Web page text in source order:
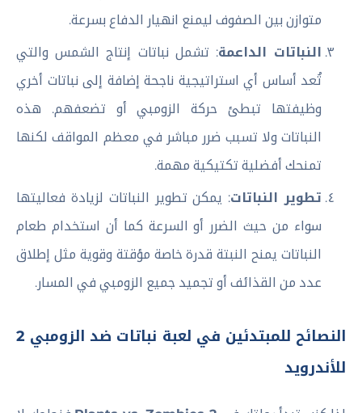
متوازن بين الصفوف ليمنع انهيار الدفاع بسرعة.
النباتات الداعمة: تشمل نباتات إنتاج الشمس والتي
تُعد أساس أي استراتيجية ناجحة إضافة إلى نباتات أخري
وظيفتها تبطئ حركة الزومبي أو تضعفهم. هذه
النباتات ولا تسبب ضرر مباشر في معظم المواقف لكنها
تمنحك أفضلية تكتيكية مهمة.
تطوير النباتات: يمكن تطوير النباتات لزيادة فعاليتها
سواء من حيث الضرر أو السرعة كما أن استخدام طعام
النباتات يمنح النبتة قدرة خاصة مؤقتة وقوية مثل إطلاق
عدد من القذائف أو تجميد جميع الزومبي في المسار.
النصائح للمبتدئين في لعبة نباتات ضد الزومبي 2
للأندرويد